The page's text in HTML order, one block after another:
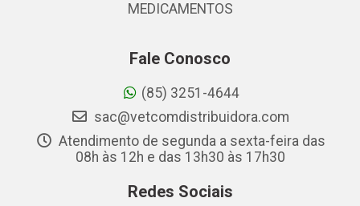
MEDICAMENTOS
Fale Conosco
(85) 3251-4644
sac@vetcomdistribuidora.com
Atendimento de segunda a sexta-feira das
08h às 12h e das 13h30 às 17h30
Redes Sociais